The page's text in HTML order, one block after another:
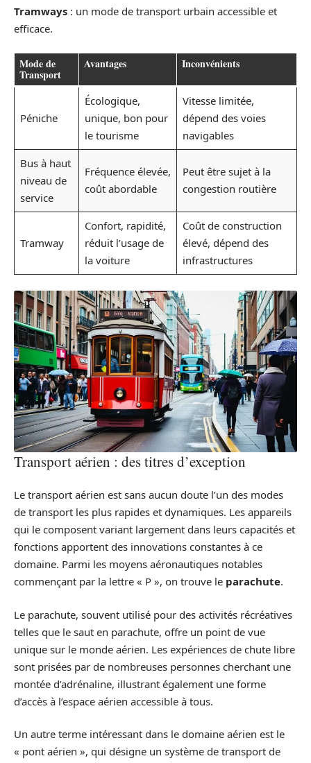
Tramways : un mode de transport urbain accessible et
efficace.
Mode de
Transport
Avantages Inconvénients
Péniche
Écologique,
unique, bon pour
le tourisme
Vitesse limitée,
dépend des voies
navigables
Bus à haut
niveau de
service
Fréquence élevée,
coût abordable
Peut être sujet à la
congestion routière
Tramway
Confort, rapidité,
réduit l’usage de
la voiture
Coût de construction
élevé, dépend des
infrastructures
Transport aérien : des titres d’exception
Le transport aérien est sans aucun doute l’un des modes
de transport les plus rapides et dynamiques. Les appareils
qui le composent variant largement dans leurs capacités et
fonctions apportent des innovations constantes à ce
domaine. Parmi les moyens aéronautiques notables
commençant par la lettre « P », on trouve le parachute.
Le parachute, souvent utilisé pour des activités récréatives
telles que le saut en parachute, offre un point de vue
unique sur le monde aérien. Les expériences de chute libre
sont prisées par de nombreuses personnes cherchant une
montée d’adrénaline, illustrant également une forme
d’accès à l’espace aérien accessible à tous.
Un autre terme intéressant dans le domaine aérien est le
« pont aérien », qui désigne un système de transport de